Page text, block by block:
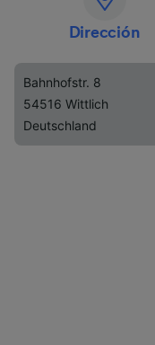
Dirección
Bahnhofstr. 8
54516 Wittlich
Deutschland